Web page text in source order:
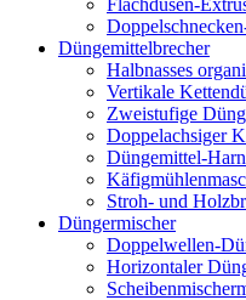
Düngemittelbrecher
Halbnasses
Vertikale
Zweistufige
Doppelachsiger
Düngemittel-
Stroh- und
Düngermischer
Doppelwellen-
Horizontaler